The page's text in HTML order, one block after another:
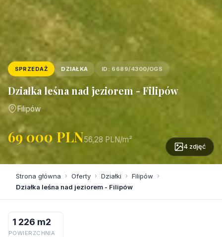
SPRZEDAŻ DZIAŁKA ID: 6689/4300/OGS
Działka leśna nad jeziorem - Filipów
Filipów
69 000 PLN56,28 PLN/m²
4 zdjęć
Strona główna › Oferty › Działki › Filipów ›
Działka leśna nad jeziorem - Filipów
1 226 m2
POWIERZCHNIA